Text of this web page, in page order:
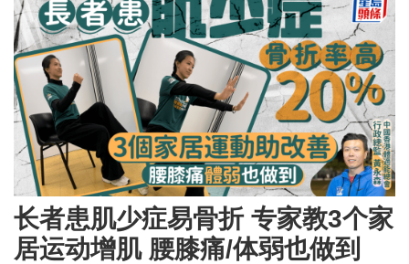
长者患肌少症易骨折 专家教3个家
居运动增肌 腰膝痛/体弱也做到